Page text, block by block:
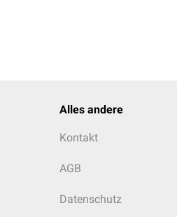
Alles andere
Kontakt
AGB
Datenschutz